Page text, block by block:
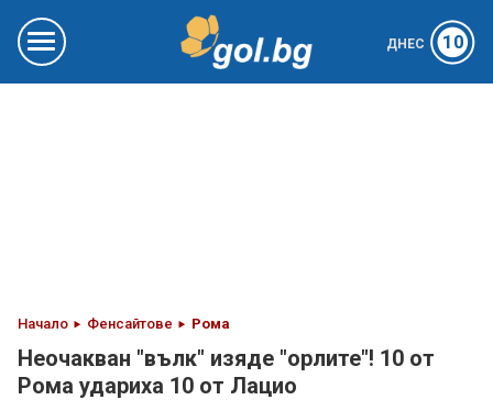
ДНЕС 10
Начало Фенсайтове Рома
Неочакван "вълк" изяде "орлите"! 10 от
Рома удариха 10 от Лацио